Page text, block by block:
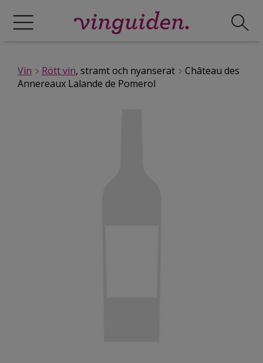
Vin Rött vin, stramt och nyanserat
Château des
Annereaux Lalande de Pomerol